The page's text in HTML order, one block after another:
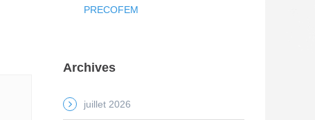
PRECOFEM
Archives
juillet 2026